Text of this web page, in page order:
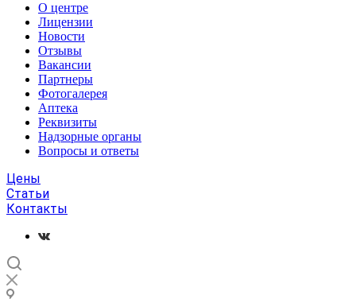
О центре
Лицензии
Новости
Отзывы
Вакансии
Партнеры
Фотогалерея
Аптека
Реквизиты
Надзорные органы
Вопросы и ответы
Цены
Статьи
Контакты